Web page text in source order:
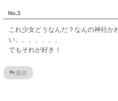
No.3
これ少女どうなんだ？なんの神社か
い、、、、、、、
でもそれが好き！
返信